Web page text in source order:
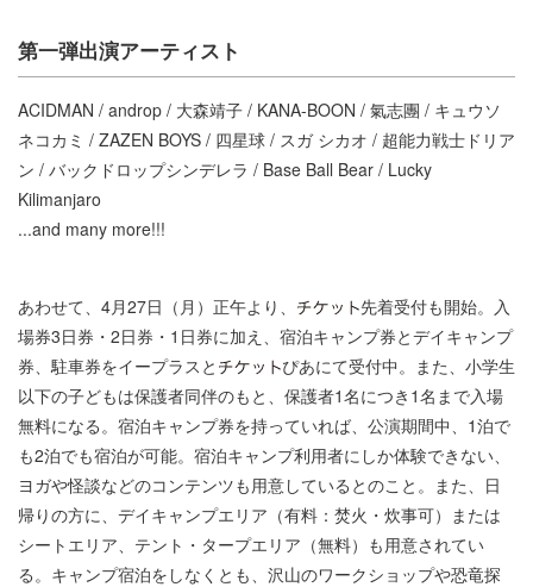
第⼀弾出演アーティスト
ACIDMAN / androp / ⼤森靖⼦ / KANA-BOON / 氣志團 / キュウソ
ネコカミ / ZAZEN BOYS / 四星球 / スガ シカオ / 超能⼒戦⼠ドリア
ン / バックドロップシンデレラ / Base Ball Bear / Lucky
Kilimanjaro
...and many more!!!
あわせて、4⽉27⽇（⽉）正午より、
先着受付も開始。⼊
場券3⽇券・2⽇券・1⽇券に加え、宿泊キャンプ券とデイキャンプ
券、駐⾞券をイープラスと
ぴあにて受付中。また、⼩学⽣
以下の⼦どもは保護者同伴のもと、保護者1名につき1名まで⼊場
無料になる。宿泊キャンプ券を持っていれば、公演期間中、1泊で
も2泊でも宿泊が可能。宿泊キャンプ利⽤者にしか体験できない、
ヨガや怪談などのコンテンツも⽤意しているとのこと。また、⽇
帰りの⽅に、デイキャンプエリア（有料：焚⽕・炊事可）または
シートエリア、テント・タープエリア（無料）も⽤意されてい
る。キャンプ宿泊をしなくとも、沢⼭のワークショップや恐⻯探